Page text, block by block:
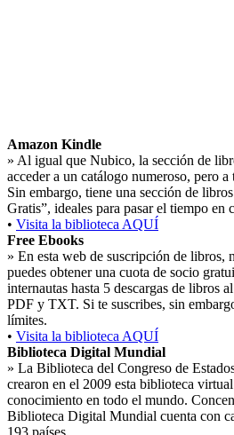
Amazon Kindle
» Al igual que Nubico, la sección de
acceder a un catálogo numeroso, pero
Sin embargo, tiene una sección de
Gratis”, ideales para pasar el tiempo en
• Visita la biblioteca AQUÍ
Free Ebooks
» En esta web de suscripción de libros,
puedes obtener una cuota de socio
internautas hasta 5 descargas de libros
PDF y TXT. Si te suscribes, sin
límites.
• Visita la biblioteca AQUÍ
Biblioteca Digital Mundial
» La Biblioteca del Congreso de
crearon en el 2009 esta biblioteca
conocimiento en todo el mundo.
Biblioteca Digital Mundial cuenta con